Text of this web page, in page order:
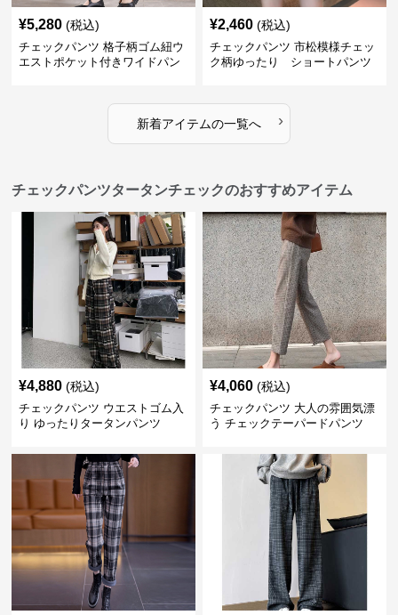
¥5,280 (税込)
チェックパンツ 格子柄ゴム紐ウ
エストポケット付きワイドパン
¥2,460 (税込)
チェックパンツ 市松模様チェッ
ク柄ゆったり ショートパンツ
新着アイテムの一覧へ ›
チェックパンツタータンチェックのおすすめアイテム
¥4,880 (税込)
チェックパンツ ウエストゴム入
り ゆったりタータンパンツ
¥4,060 (税込)
チェックパンツ 大人の雰囲気漂
う チェックテーパードパンツ